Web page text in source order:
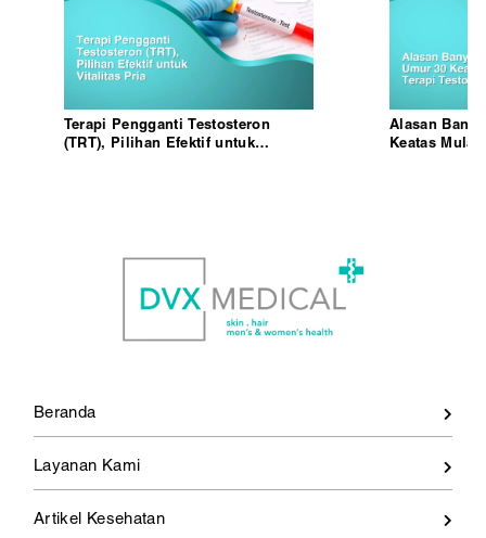
Terapi Pengganti Testosteron
(TRT), Pilihan Efektif untuk
Alasan
Keatas Mulai
Beranda
Layanan Kami
Artikel Kesehatan